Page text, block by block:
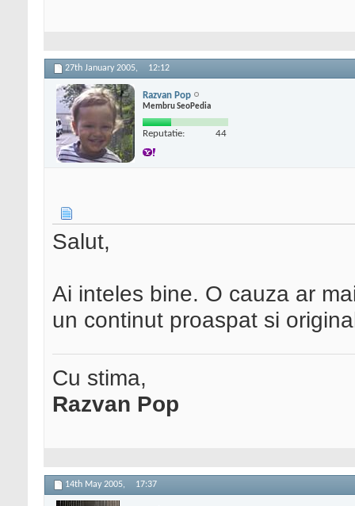
27th January 2005, 12:12
Razvan Pop
Membru SeoPedia
Reputatie: 44
Salut,
Ai inteles bine. O cauza ar
un continut proaspat si
Cu stima,
Razvan Pop
14th May 2005, 17:37